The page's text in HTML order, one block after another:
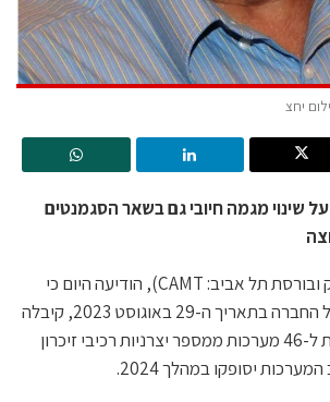
יחצ
שינוי מגמה חיובי גם בשאר הסגמנטים
חברת קמטק (נאסד"ק ובורסת תל אביב: CAMT), הודיעה היום כי
מאז הדיווח האחרון של החברה בתאריך ה-29 באוגוסט 2023, קיבלה
החברה הזמנות נוספות ל-46 מערכות ממספר יצרניות רכיבי זיכרון